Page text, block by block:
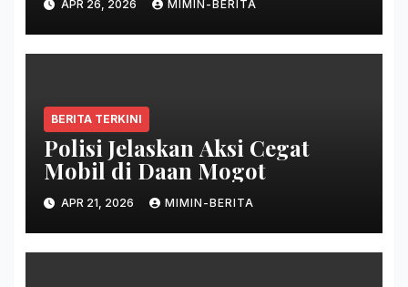
APR 26, 2026 MIMIN-BERITA
BERITA TERKINI
Polisi Jelaskan Aksi Cegat
Mobil di Daan Mogot
APR 21, 2026 MIMIN-BERITA